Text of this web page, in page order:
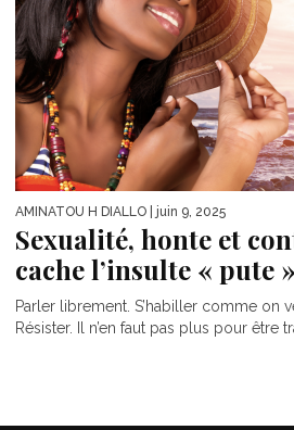
AMINATOU H DIALLO | juin 9, 2025
Sexualité, honte et
cache l’insulte « pute
Parler librement. S’habiller comme on
Résister. Il n’en faut pas plus pour être